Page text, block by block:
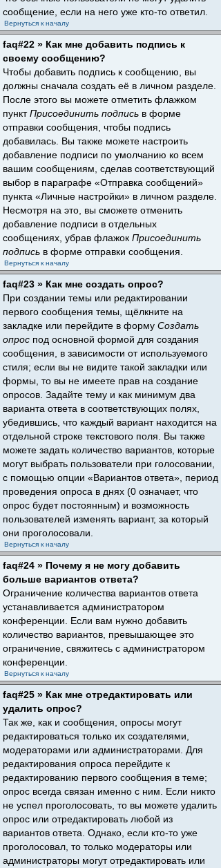
сообщение, если на него уже кто-то ответил.
Вернуться к началу
faq#22 » Как мне добавить подпись к
своему сообщению?
Чтобы добавить подпись к сообщению, вы
должны сначала создать её в личном разделе.
После этого вы можете отметить флажком
пунктПрисоединить подпись в форме
отправки сообщения, чтобы подпись
добавилась. Вы также можете настроить
добавление подписи по умолчанию ко всем
вашим сообщениям, сделав соответствующий
выбор в параграфе «Отправка сообщений»
пункта «Личные настройки» в личном разделе.
Несмотря на это, вы сможете отменить
добавление подписи в отдельных
сообщениях, убрав флажок Присоединить
подпись в форме отправки сообщения.
Вернуться к началу
faq#23 » Как мне создать опрос?
При создании темы или редактировании
первого сообщения темы, щёлкните на
закладке или перейдите в форму Создать
опрос под основной формой для создания
сообщения, в зависимости от используемого
стиля; если вы не видите такой закладки или
формы, то вы не имеете прав на создание
опросов. Задайте тему и как минимум два
варианта ответа в соответствующих полях,
убедившись, что каждый вариант находится на
отдельной строке текстового поля. Вы также
можете задать количество вариантов, которые
могут выбрать пользователи при голосовании,
с помощью опции «Вариантов ответа», период
проведения опроса в днях (0 означает, что
опрос будет постоянным) и возможность
пользователей изменять вариант, за который
они проголосовали.
Вернуться к началу
faq#24 » Почему я не могу добавить
больше вариантов ответа?
Ограничение количества вариантов ответа
устанавливается администратором
конференции. Если вам нужно добавить
количество вариантов, превышающее это
ограничение, свяжитесь с администратором
конференции.
Вернуться к началу
faq#25 » Как мне отредактировать или
удалить опрос?
Так же, как и сообщения, опросы могут
редактироваться только их создателями,
модераторами или администраторами. Для
редактирования опроса перейдите к
редактированию первого сообщения в теме;
опрос всегда связан именно с ним. Если никто
не успел проголосовать, то вы можете удалить
опрос или отредактировать любой из
вариантов ответа. Однако, если кто-то уже
проголосовал, то только модераторы или
администраторы могут отредактировать или